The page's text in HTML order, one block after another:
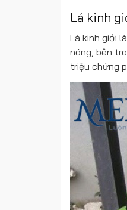
Lá kinh
Lá kinh giới
nóng, bên
triệu chứng